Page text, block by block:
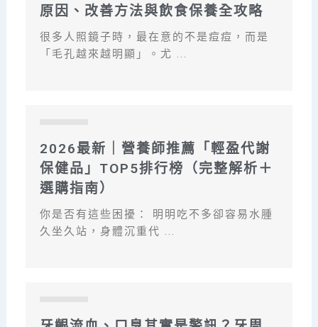
原因、改善方法與飲食保養全攻略
很多人照鏡子時，最在意的不是痘痘，而是
「毛孔越來越明顯」。尤 ...
2026最新｜營養師推薦「輕盈代謝
保健品」TOP5排行榜（完整解析＋
選購指南）
你是否有這些困擾： 明明吃不多卻容易水腫
久坐久站，身體沉重代 ...